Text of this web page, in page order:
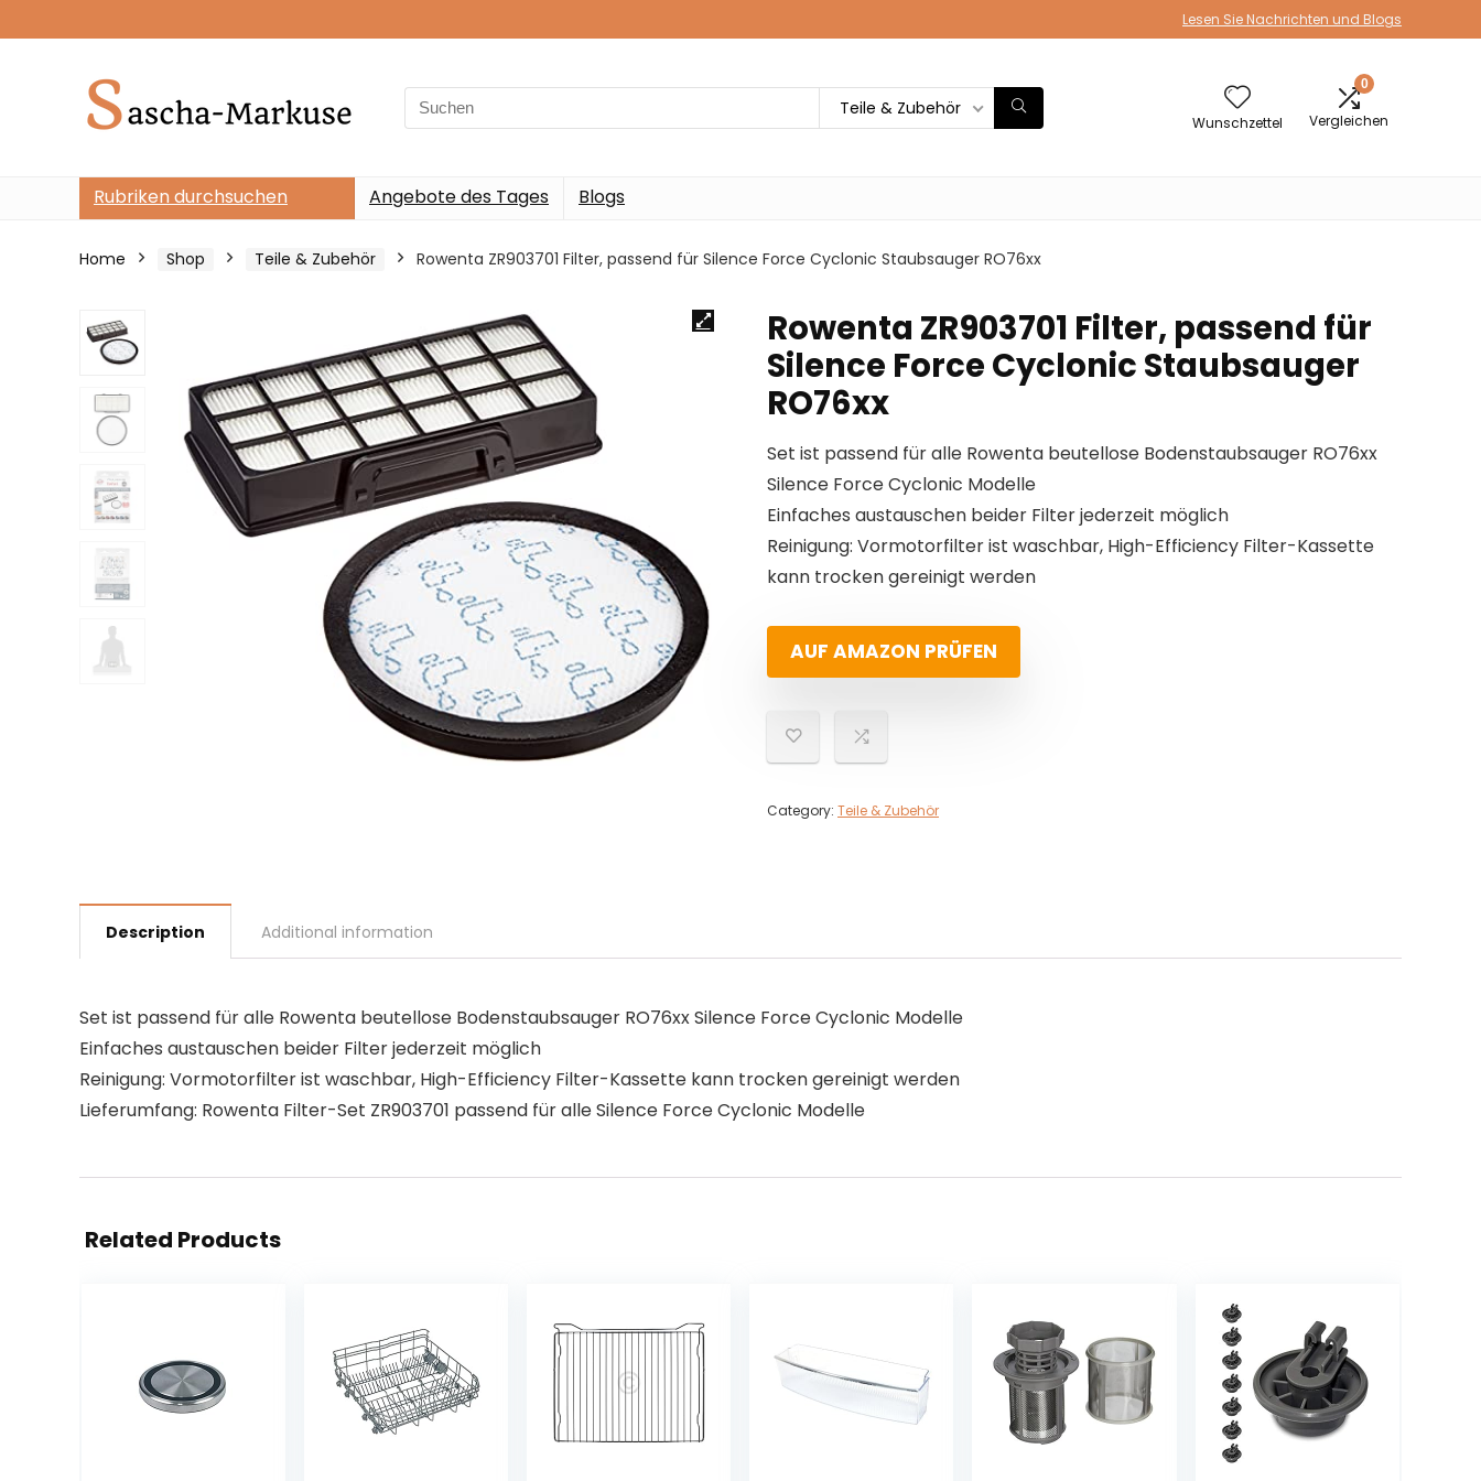
Lesen Sie Nachrichten und Blogs
Search
for:
Teile & Zubehör
Wunschzettel
0
Vergleichen
Rubriken durchsuchen Angebote des Tages Blogs
Home Shop Teile & Zubehör Rowenta ZR903701 Filter, passend für Silence Force Cyclonic Staubsauger RO76xx
Rowenta ZR903701 Filter, passend für
Silence Force Cyclonic Staubsauger
RO76xx
Set ist passend für alle Rowenta beutellose Bodenstaubsauger RO76xx
Silence Force Cyclonic Modelle
Einfaches austauschen beider Filter jederzeit möglich
Reinigung: Vormotorfilter ist waschbar, High-Efficiency Filter-Kassette
kann trocken gereinigt werden
AUF AMAZON PRÜFEN
Category: Teile & Zubehör
Description Additional information
Set ist passend für alle Rowenta beutellose Bodenstaubsauger RO76xx Silence Force Cyclonic Modelle
Einfaches austauschen beider Filter jederzeit möglich
Reinigung: Vormotorfilter ist waschbar, High-Efficiency Filter-Kassette kann trocken gereinigt werden
Lieferumfang: Rowenta Filter-Set ZR903701 passend für alle Silence Force Cyclonic Modelle
Related Products